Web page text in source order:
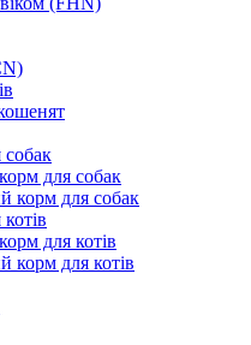
собак
для собак
корм для собак
для котів
корм для котів